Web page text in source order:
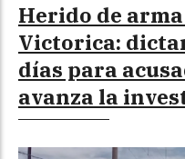
Herido de
Victorica:
días para
avanza la